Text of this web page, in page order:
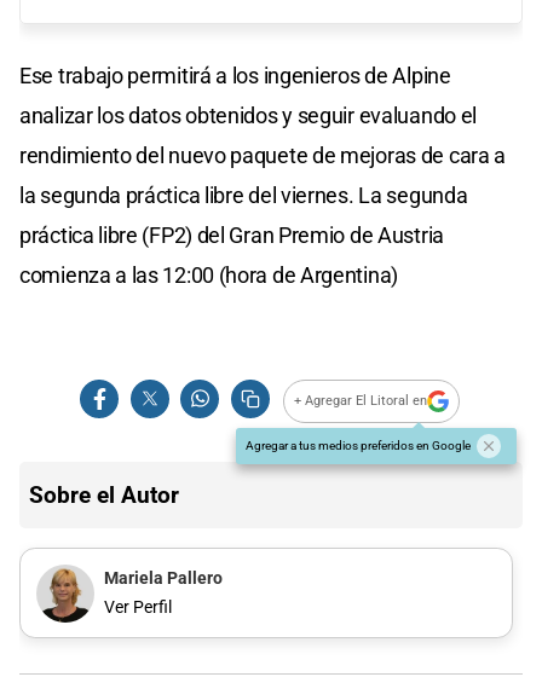
Ese trabajo permitirá a los ingenieros de Alpine
analizar los datos obtenidos y seguir evaluando el
rendimiento del nuevo paquete de mejoras de cara a
la segunda práctica libre del viernes. La segunda
práctica libre (FP2) del Gran Premio de Austria
comienza a las 12:00 (hora de Argentina)
+ Agregar El Litoral en
Agregar a tus medios preferidos en Google
Sobre el Autor
Mariela Pallero
Ver Perfil